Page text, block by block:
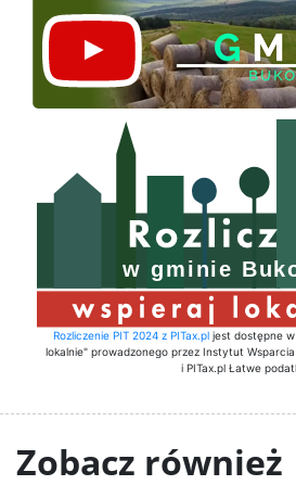
Rozliczenie PIT 2024 z PITax.pljest dostępne w
lokalnie" prowadzonego przez Instytut
i PITax.pl Łatwe
Zobacz również